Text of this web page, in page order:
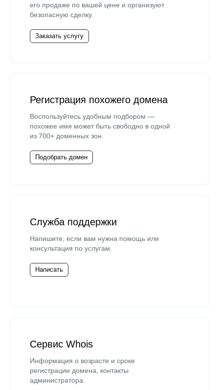
его продаже по вашей цене и организуют
безопасную сделку.
Заказать услугу
Регистрация похожего домена
Воспользуйтесь удобным подбором —
похожее имя может быть свободно в одной
из 700+ доменных зон.
Подобрать домен
Служба поддержки
Напишите, если вам нужна помощь или
консультация по услугам.
Написать
Сервис Whois
Информация о возрасте и сроке
регистрации домена, контакты
администратора.